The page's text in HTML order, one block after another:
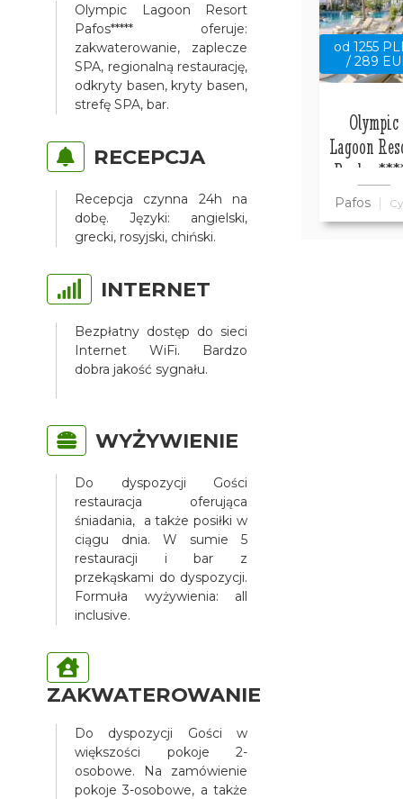
Olympic Lagoon Resort
Pafos***** oferuje:
zakwaterowanie, zaplecze
SPA, regionalną restaurację,
odkryty basen, kryty basen,
strefę SPA, bar.
RECEPCJA
Recepcja czynna 24h na
dobę. Języki: angielski,
grecki, rosyjski, chiński.
INTERNET
Bezpłatny dostęp do sieci
Internet WiFi. Bardzo
dobra jakość sygnału.
WYŻYWIENIE
Do dyspozycji Gości
restauracja oferująca
śniadania, a także posiłki w
ciągu dnia. W sumie 5
restauracji i bar z
przekąskami do dyspozycji.
Formuła wyżywienia: all
inclusive.
ZAKWATEROWANIE
Do dyspozycji Gości w
większości pokoje 2-
osobowe. Na zamówienie
pokoje 3-osobowe, a także
od 1255
/ 289
Olympic
Lagoon
Pafos